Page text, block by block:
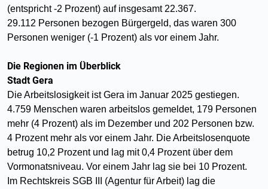
(entspricht -2 Prozent) auf insgesamt 22.367.
29.112 Personen bezogen Bürgergeld, das waren 300
Personen weniger (-1 Prozent) als vor einem Jahr.
Die Regionen im Überblick
Stadt Gera
Die Arbeitslosigkeit ist Gera im Januar 2025 gestiegen.
4.759 Menschen waren arbeitslos gemeldet, 179 Personen
mehr (4 Prozent) als im Dezember und 202 Personen bzw.
4 Prozent mehr als vor einem Jahr. Die Arbeitslosenquote
betrug 10,2 Prozent und lag mit 0,4 Prozent über dem
Vormonatsniveau. Vor einem Jahr lag sie bei 10 Prozent.
Im Rechtskreis SGB III (Agentur für Arbeit) lag die